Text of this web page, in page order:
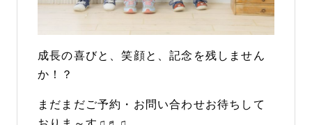
成長の喜びと、笑顔と、記念を残しません
か！？
まだまだご予約・お問い合わせお待ちして